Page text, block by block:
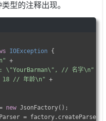
型的注释出现。
IOException {
+
\"YourBarman\", // 名字\n"
// 年龄\n" +
new JsonFactory();
=